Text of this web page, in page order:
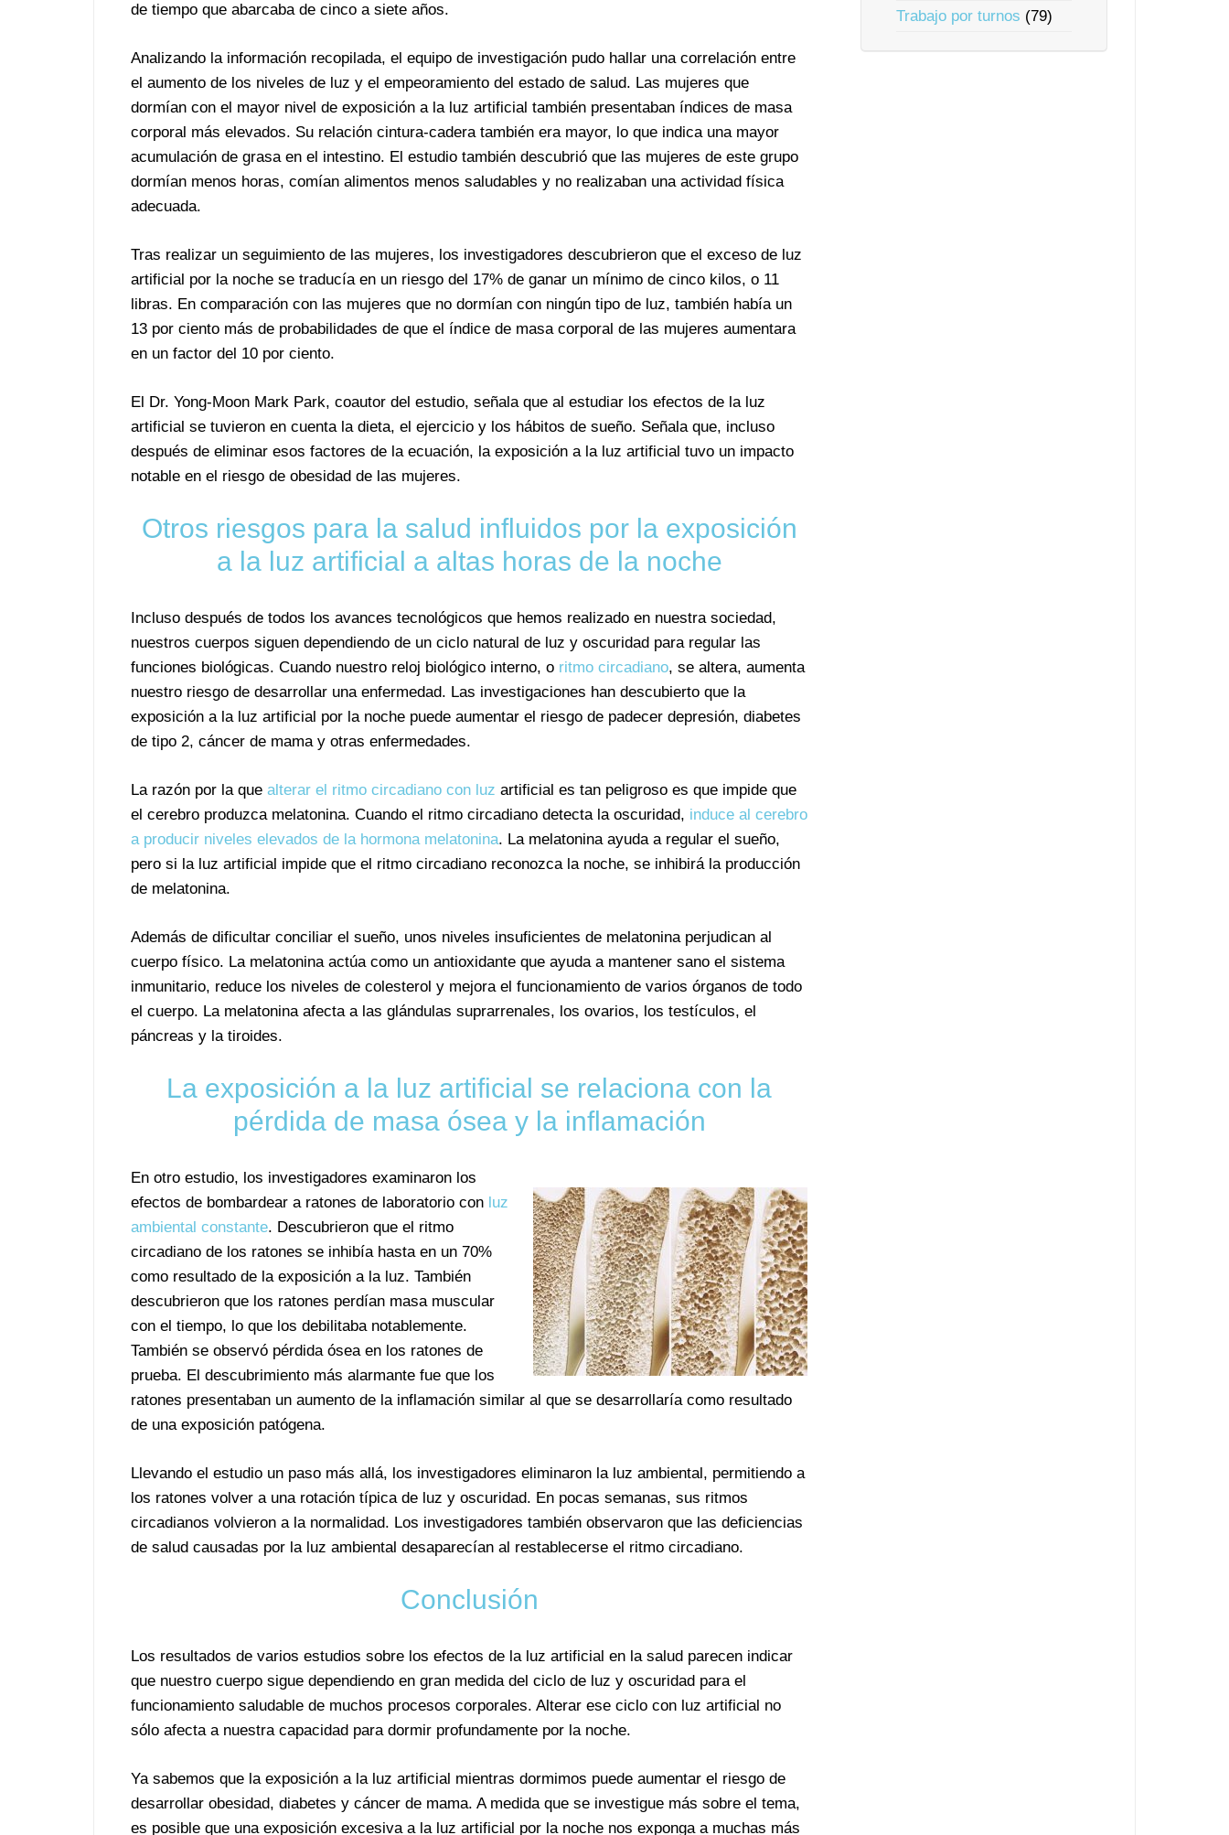
de tiempo que abarcaba de cinco a siete años.
Analizando la información recopilada, el equipo de investigación pudo hallar una correlación entre
el aumento de los niveles de luz y el empeoramiento del estado de salud. Las mujeres que
dormían con el mayor nivel de exposición a la luz artificial también presentaban índices de masa
corporal más elevados. Su relación cintura-cadera también era mayor, lo que indica una mayor
acumulación de grasa en el intestino. El estudio también descubrió que las mujeres de este grupo
dormían menos horas, comían alimentos menos saludables y no realizaban una actividad física
adecuada.
Tras realizar un seguimiento de las mujeres, los investigadores descubrieron que el exceso de luz
artificial por la noche se traducía en un riesgo del 17% de ganar un mínimo de cinco kilos, o 11
libras. En comparación con las mujeres que no dormían con ningún tipo de luz, también había un
13 por ciento más de probabilidades de que el índice de masa corporal de las mujeres aumentara
en un factor del 10 por ciento.
El Dr. Yong-Moon Mark Park, coautor del estudio, señala que al estudiar los efectos de la luz
artificial se tuvieron en cuenta la dieta, el ejercicio y los hábitos de sueño. Señala que, incluso
después de eliminar esos factores de la ecuación, la exposición a la luz artificial tuvo un impacto
notable en el riesgo de obesidad de las mujeres.
Otros riesgos para la salud influidos por la exposición
a la luz artificial a altas horas de la noche
Incluso después de todos los avances tecnológicos que hemos realizado en nuestra sociedad,
nuestros cuerpos siguen dependiendo de un ciclo natural de luz y oscuridad para regular las
funciones biológicas. Cuando nuestro reloj biológico interno, o ritmo circadiano, se altera, aumenta
nuestro riesgo de desarrollar una enfermedad. Las investigaciones han descubierto que la
exposición a la luz artificial por la noche puede aumentar el riesgo de padecer depresión, diabetes
de tipo 2, cáncer de mama y otras enfermedades.
La razón por la que alterar el ritmo circadiano con luz artificial es tan peligroso es que impide que
el cerebro produzca melatonina. Cuando el ritmo circadiano detecta la oscuridad, induce al cerebro
a producir niveles elevados de la hormona melatonina. La melatonina ayuda a regular el sueño,
pero si la luz artificial impide que el ritmo circadiano reconozca la noche, se inhibirá la producción
de melatonina.
Además de dificultar conciliar el sueño, unos niveles insuficientes de melatonina perjudican al
cuerpo físico. La melatonina actúa como un antioxidante que ayuda a mantener sano el sistema
inmunitario, reduce los niveles de colesterol y mejora el funcionamiento de varios órganos de todo
el cuerpo. La melatonina afecta a las glándulas suprarrenales, los ovarios, los testículos, el
páncreas y la tiroides.
La exposición a la luz artificial se relaciona con la
pérdida de masa ósea y la inflamación
En otro estudio, los investigadores examinaron los
efectos de bombardear a ratones de laboratorio con luz
ambiental constante. Descubrieron que el ritmo
circadiano de los ratones se inhibía hasta en un 70%
como resultado de la exposición a la luz. También
descubrieron que los ratones perdían masa muscular
con el tiempo, lo que los debilitaba notablemente.
También se observó pérdida ósea en los ratones de
prueba. El descubrimiento más alarmante fue que los
ratones presentaban un aumento de la inflamación similar al que se desarrollaría como resultado
de una exposición patógena.
Llevando el estudio un paso más allá, los investigadores eliminaron la luz ambiental, permitiendo a
los ratones volver a una rotación típica de luz y oscuridad. En pocas semanas, sus ritmos
circadianos volvieron a la normalidad. Los investigadores también observaron que las deficiencias
de salud causadas por la luz ambiental desaparecían al restablecerse el ritmo circadiano.
Conclusión
Los resultados de varios estudios sobre los efectos de la luz artificial en la salud parecen indicar
que nuestro cuerpo sigue dependiendo en gran medida del ciclo de luz y oscuridad para el
funcionamiento saludable de muchos procesos corporales. Alterar ese ciclo con luz artificial no
sólo afecta a nuestra capacidad para dormir profundamente por la noche.
Ya sabemos que la exposición a la luz artificial mientras dormimos puede aumentar el riesgo de
desarrollar obesidad, diabetes y cáncer de mama. A medida que se investigue más sobre el tema,
es posible que una exposición excesiva a la luz artificial por la noche nos exponga a muchas más
Trabajo por turnos (79)